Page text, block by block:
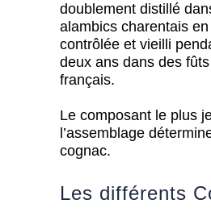
doublement distillé
alambics charentais
contrôlée et vieilli
deux ans dans des
français.
Le composant le plus
l’assemblage
cognac.
Les différents